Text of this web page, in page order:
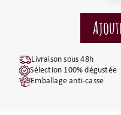
Livraison sous 48h
Sélection 100% dégustée
Emballage anti-casse